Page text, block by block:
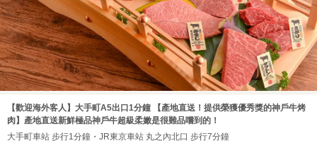
【歡迎海外客人】大手町A5出口1分鐘 【產地直送！提供榮獲優秀獎的神戶牛烤
肉】產地直送新鮮極品神戶牛超級柔嫩是很難品嚐到的！
大手町車站 步行1分鐘・JR東京車站 丸之內北口 步行7分鐘